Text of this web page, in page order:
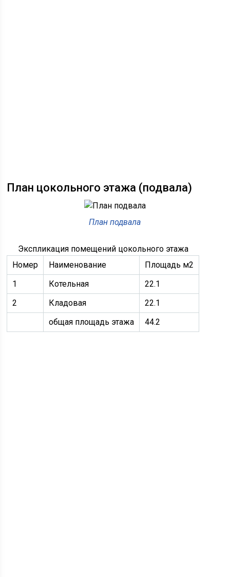
План цокольного этажа (подвала)
План подвала
Экспликация помещений цокольного этажа
Номер
Наименование
Площадь м2
1
Котельная
22.1
2
Кладовая
22.1
общая площадь этажа
44.2